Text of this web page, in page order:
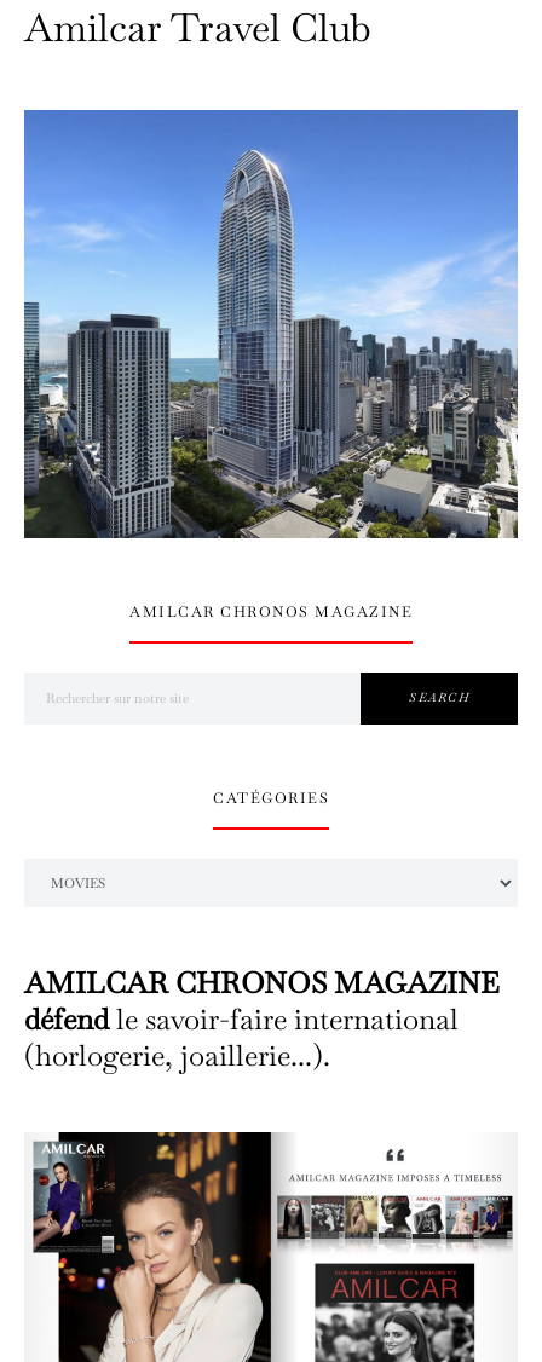
Amilcar Travel Club
AMILCAR CHRONOS MAGAZINE
SEARCH
CATÉGORIES
AMILCAR CHRONOS MAGAZINE
défendle savoir-faire international
(horlogerie, joaillerie...).